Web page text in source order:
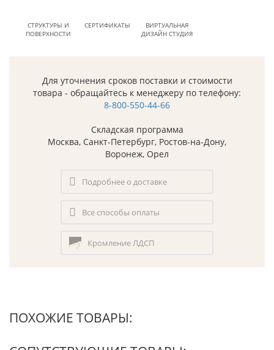
СТРУКТУРЫ И
ПОВЕРХНОСТИ
СЕРТИФИКАТЫ
ВИРТУАЛЬНАЯ
ДИЗАЙН СТУДИЯ
Для уточнения сроков поставки и стоимости
товара - обращайтесь к менеджеру по телефону:
8-800-550-44-66
Складская программа
Москва, Санкт-Петербург, Ростов-на-Дону,
Воронеж, Орел
Подробнее о доставке
Все способы оплаты
Кромление ЛДСП
ПОХОЖИЕ ТОВАРЫ: